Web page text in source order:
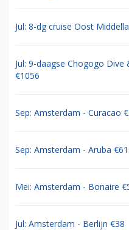
Jul: 8-dg cruise Oost
Jul: 9-daagse Chogogo Dive
€1056
Sep: Amsterdam - Curacao
Sep: Amsterdam - Aruba
Mei: Amsterdam - Bonaire
Jul: Amsterdam - Berlijn €38